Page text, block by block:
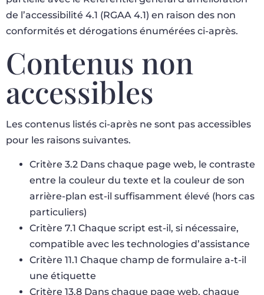
de l’accessibilité 4.1 (RGAA 4.1) en raison des non
conformités et dérogations énumérées ci-après.
Contenus non
accessibles
Les contenus listés ci-après ne sont pas accessibles
pour les raisons suivantes.
Critère 3.2 Dans chaque page web, le contraste
entre la couleur du texte et la couleur de son
arrière-plan est-il suffisamment élevé (hors cas
particuliers)
Critère 7.1 Chaque script est-il, si nécessaire,
compatible avec les technologies d’assistance
Critère 11.1 Chaque champ de formulaire a-t-il
une étiquette
Critère 13.8 Dans chaque page web, chaque